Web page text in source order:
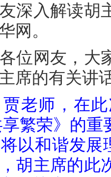
深入解读胡
网。
网友，大
席的有关讲
老师，在
享繁荣》的
以和谐发展
胡主席的此